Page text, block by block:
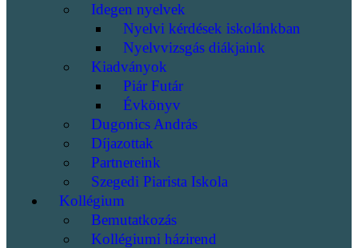
Idegen nyelvek
Nyelvi kérdések iskolánkban
Nyelvvizsgás diákjaink
Kiadványok
Piár Futár
Évkönyv
Dugonics András
Díjazottak
Partnereink
Szegedi Piarista Iskola
Kollégium
Bemutatkozás
Kollégiumi házirend